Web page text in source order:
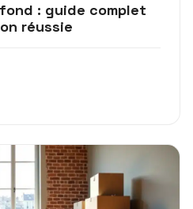
: guide complet
réussie